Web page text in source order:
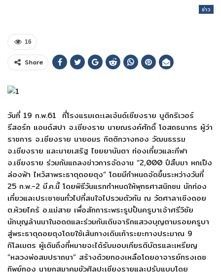
ข่าว
16
Share
วันที่ 19 ก.พ.61 ที่โรงแรมเดะเลเจ้นด์เชียงราย บูติกริเวอร์
รีสอร์ท แอนด์สปา จ.เชียงราย นายณรงค์ศักดิ์ โอสถธนากร ผู้ว่า
ราชการ จ.เชียงราย นายอมร กิตติกวางทอง วัฒนธรรม
จ.เชียงราย และนายเสริฐ ไชยยานันตา ท่องเที่ยวและกีฬา
จ.เชียงราย ร่วมกันแถลงข่าวการจัดงาน “2,000 ปีสืบมา หกเป็ง
ล่องฟ้า ไหว้สาพระธาตุดอยตุง” โดยมีกำหนดจัดขึ้นระหว่างวันที่
25 ก.พ.-2 มี.ค.นี้ โดยพิธีวันแรกกำหนดให้พุทธศาสนิกชน นักท่อง
เที่ยวและประชาชนทั่วไปที่สนใจไปรวมตัวกัน ณ วัดศาลาเชิงดอย
ต.ห้วยไคร้ อ.แม่สาย เพื่อสักการะพระรูปปั้นครูบาเจ้าศรีวิชัย
นักบุญล้านนาในอดตและร่วมกันเดินจาริกแสวงบุญตามรอยครูบา
สู่พระธาตุดอยตุงโดยใช้เส้นทางเดินเท้าระยะทางประมาณ 9
กิโลเมตร ผู้เดินถึงที่หมายจะได้รับมอบเกียรติบัตรและเหรียญ
“หลวงพ่อสมปราถนา” สร้างด้วยทองเหลือโดยอาจารย์ทรงเดช
ทิพย์ทอง นายกสมาคมขัวศิลปะเชียงรายและปรับแบบโดย